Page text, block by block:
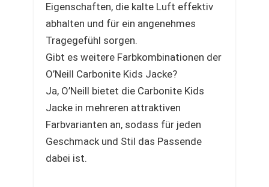
Eigenschaften, die kalte Luft effektiv
abhalten und für ein angenehmes
Tragegefühl sorgen.
Gibt es weitere Farbkombinationen der
O’Neill Carbonite Kids Jacke?
Ja, O’Neill bietet die Carbonite Kids
Jacke in mehreren attraktiven
Farbvarianten an, sodass für jeden
Geschmack und Stil das Passende
dabei ist.